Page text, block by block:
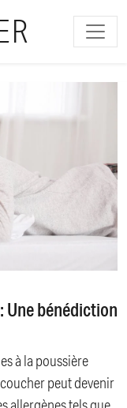
Une bénédiction
à la poussière
peut devenir